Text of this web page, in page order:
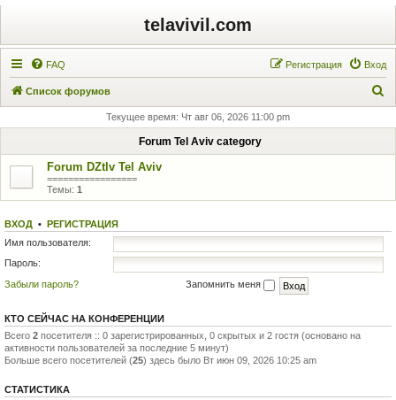
telavivil.com
FAQ Вход
Регистрация
Список форумов
с
Текущее время: Чт авг 06, 2026 11:00 pm
Forum Tel Aviv category
Forum DZtlv Tel Aviv
=================
Темы: 1
ВХОД • РЕГИСТРАЦИЯ
Имя пользователя:
Пароль:
Забыли пароль?
Запомнить меня
КТО СЕЙЧАС НА КОНФЕРЕНЦИИ
Всего 2 посетителя :: 0 зарегистрированных, 0 скрытых и 2 гостя (основано на
активности пользователей за последние 5 минут)
Больше всего посетителей (25) здесь было Вт июн 09, 2026 10:25 am
СТАТИСТИКА